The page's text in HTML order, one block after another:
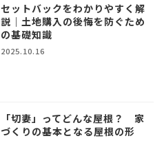
セットバックをわかりやすく解
説｜土地購入の後悔を防ぐため
の基礎知識
2025.10.16
「切妻」ってどんな屋根？ 家
づくりの基本となる屋根の形